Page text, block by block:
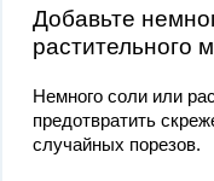
Добавьте
растительного
Немного соли или
предотвратить
случайных порезов.